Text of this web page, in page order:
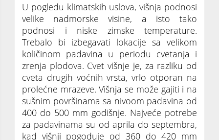
U pogledu klimatskih uslova, višnja podnosi
velike nadmorske visine, a isto tako
podnosi i niske zimske temperature.
Trebalo bi izbegavati lokacije sa velikom
količinom padavina u periodu cvetanja i
zrenja plodova. Cvet višnje je, za razliku od
cveta drugih voćnih vrsta, vrlo otporan na
prolećne mrazeve. Višnja se može gajiti i na
sušnim površinama sa nivoom padavina od
400 do 500 mm godišnje. Najveće potrebe
za padavinama su od aprila do septembra,
kad višnji pogoduje od 360 do 420 mm